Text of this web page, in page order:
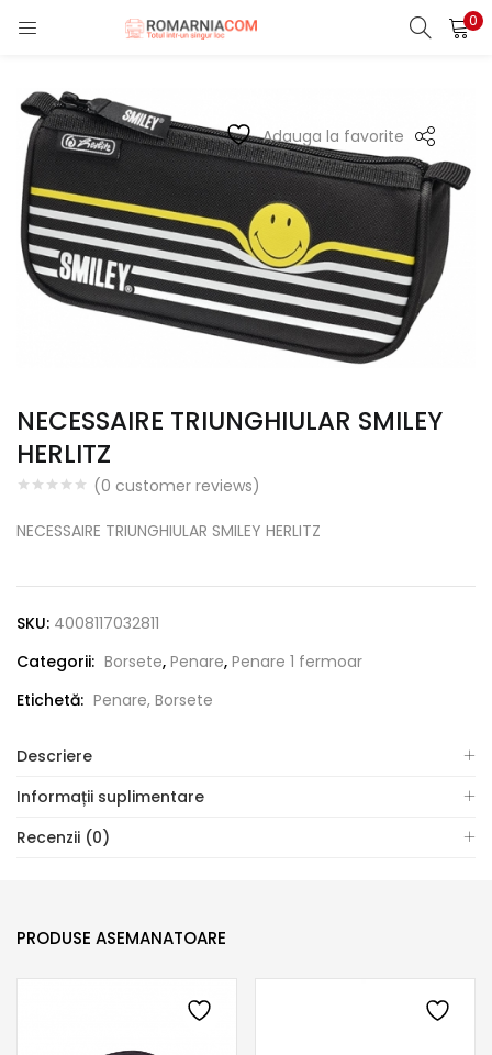
0
LOGIN REGISTER
Enter your username and password to login.
Remember me
Lost password?
Adauga la favorite
NECESSAIRE TRIUNGHIULAR SMILEY
HERLITZ
(0 customer reviews)
NECESSAIRE TRIUNGHIULAR SMILEY HERLITZ
SKU: 4008117032811
Categorii: Borsete, Penare, Penare 1 fermoar
Etichetă: Penare, Borsete
Descriere
Informații suplimentare
Recenzii (0)
PRODUSE ASEMANATOARE